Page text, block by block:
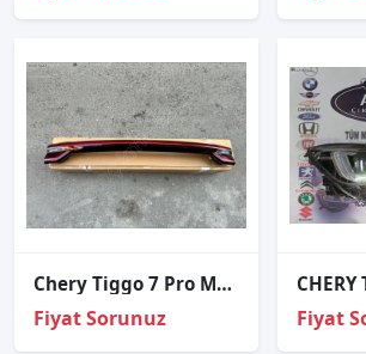
Chery Tiggo 7 Pro Max Orta Bagaj Stop Lambası 2024-2026
Fiyat Sorunuz Fiyat